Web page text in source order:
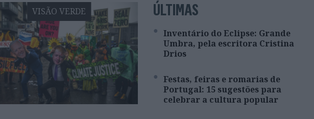
VISÃO VERDE ÚLTIMAS
Inventário do Eclipse: Grande
Umbra, pela escritora Cristina
Drios
Festas, feiras e romarias de
Portugal: 15 sugestões para
celebrar a cultura popular